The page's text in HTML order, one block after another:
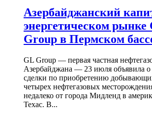
Азербайджанский
энергетическом
Group в Пермском
GL Group — первая частная
Азербайджана — 23 июля объявила о
сделки по приобретению
четырех нефтегазовых
недалеко от города Мидленд в
Техас. В...